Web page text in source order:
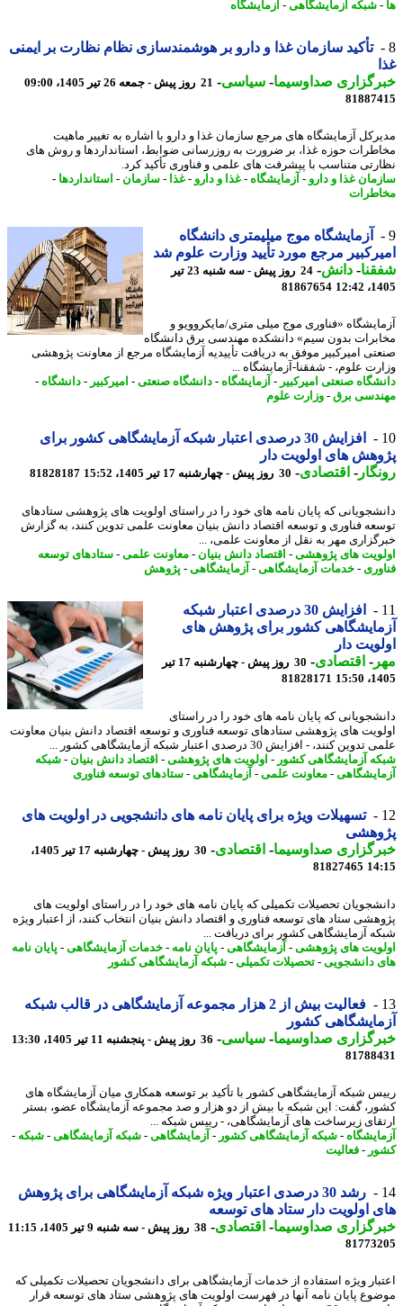
شبکه آزمایشگاهی-آزمایشگاه
تأکید سازمان غذا و دارو بر هوشمندسازی نظام نظارت بر ایمنی
صداوسیما-سیاسی-21 روز پیش - جمعه 26 تیر 1405، 09:00
آزمایشگاه های مرجع سازمان غذا و دارو با اشاره به تغییر ماهیت
حوزه غذا، بر ضرورت به روزرسانی ضوابط، استانداردها و روش های
متناسب با پیشرفت های علمی و فناوری تأکید کرد.
غذا و دارو - آزمایشگاه-غذا و دارو - غذا-سازمان -استانداردها -
آزمایشگاه موج میلیمتری دانشگاه
مرجع مورد تأیید وزارت علوم شد
-دانش -
24 روز پیش - سه شنبه 23 تیر
81867654
«فناوری موج میلی متری/مایکروویو و
بدون سیم» دانشکده مهندسی برق دانشگاه
امیرکبیر موفق به دریافت تأییدیه آزمایشگاه مرجع از معاونت پژوهشی
علوم، - شفقنا-آزمایشگاه ...
صنعتی امیرکبیر -آزمایشگاه-دانشگاه صنعتی-امیرکبیر -دانشگاه-
برق - وزارت علوم
افزایش 30 درصدی اعتبار شبکه آزمایشگاهی کشور برای
های اولویت دار
-اقتصادی-30 روز پیش - چهارشنبه 17 تیر 1405، 15:52 81828187
که پایان نامه های خود را در راستای اولویت های پژوهشی ستادهای
فناوری و توسعه اقتصاد دانش بنیان معاونت علمی تدوین کنند، به گزارش
مهر به نقل از معاونت علمی، ...
های پژوهشی-اقتصاد دانش بنیان-معاونت علمی-ستادهای توسعه
- خدمات آزمایشگاهی-آزمایشگاهی-پژوهش
افزایش 30 درصدی اعتبار شبکه
کشور برای پژوهش های
دار
-اقتصادی-
30 روز پیش - چهارشنبه 17 تیر
81828171
که پایان نامه های خود را در راستای
های پژوهشی ستادهای توسعه فناوری و توسعه اقتصاد دانش بنیان معاونت
کنند، - افزایش 30 درصدی اعتبار شبکه آزمایشگاهی کشور ...
آزمایشگاهی کشور-اولویت های پژوهشی-اقتصاد دانش بنیان-شبکه
-معاونت علمی-آزمایشگاهی-ستادهای توسعه فناوری
تسهیلات ویژه برای پایان نامه های دانشجویی در اولویت های
صداوسیما-اقتصادی-
30 روز پیش - چهارشنبه 17 تیر 1405،
81827465
تحصیلات تکمیلی که پایان نامه های خود را در راستای اولویت های
ستاد های توسعه فناوری و اقتصاد دانش بنیان انتخاب کنند، از اعتبار ویژه
آزمایشگاهی کشور برای دریافت ...
های پژوهشی-آزمایشگاهی-پایان نامه -خدمات آزمایشگاهی-پایان نامه
دانشجویی-تحصیلات تکمیلی-شبکه آزمایشگاهی کشور
فعالیت بیش از 2 هزار مجموعه آزمایشگاهی در قالب شبکه
کشور
صداوسیما-سیاسی-36 روز پیش - پنجشنبه 11 تیر 1405، 13:30
شبکه آزمایشگاهی کشور با تأکید بر توسعه همکاری میان آزمایشگاه های
گفت: این شبکه با بیش از دو هزار و صد مجموعه آزمایشگاه عضو، بستر
زیرساخت های آزمایشگاهی، - رییس شبکه ...
-شبکه آزمایشگاهی کشور-آزمایشگاهی-شبکه آزمایشگاهی-شبکه-
-فعالیت
رشد 30 درصدی اعتبار ویژه شبکه آزمایشگاهی برای پژوهش
اولویت دار ستاد های توسعه
صداوسیما-اقتصادی-38 روز پیش - سه شنبه 9 تیر 1405، 11:15
ویژه استفاده از خدمات آزمایشگاهی برای دانشجویان تحصیلات تکمیلی که
پایان نامه آنها در فهرست اولویت های پژوهشی ستاد های توسعه قرار